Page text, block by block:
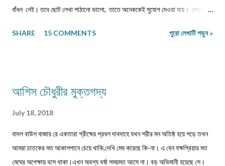
বাঁধন নেই। তবে ছোট লেখা পাঠানো ভালো, তাতে অনেককেই সুযোগ দেওয়া যায়। যেমন,
৮০০-৯০০ শব্দে, প্রবন্ধ/নিবন্ধ ১৫০০-১৬০০ শব্দে। তবে এ বাঁধন 'অবশ্যমান্য' নয়। সম্পূর্ণ
সঙ্গে দেবেন নিজের নাম, ঠিকানা এবং ফোন ও whatsapp নম্বর। (ছবি দেওয়ার দরকার
SHARE 15 COMMENTS পুরো লেখাটি পড়ুন »
আশিস চৌধুরীর মুক্তগদ্য
July 18, 2018
বাদল বাউল বাজায় রে একতারা গ্রীষ্মের প্রবল দাবদাহে যখন শরীর মন অতিষ্ঠ হয়ে পড়ে তখন
আমরা চাতকের মত আকাশপানে চেয়ে থাকি,দেখি মেঘ করেছে কি-না। এ যেন যক্ষপ্রিয়ার মত
মেঘের অপেক্ষায় বসে থাকা।এখন অবশ্য বর্ষা সময়মত আসে না। বড় অভিমানী হয়েছে সে।